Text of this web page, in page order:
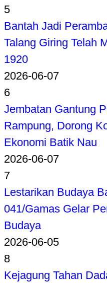
5
Bantah Jadi
Talang Giring Telah
1920
2026-06-07
6
Jembatan Gantung
Rampung, Dorong
Ekonomi Batik Nau
2026-06-07
7
Lestarikan Budaya
041/Gamas Gelar
Budaya
2026-06-05
8
Kejagung Tahan